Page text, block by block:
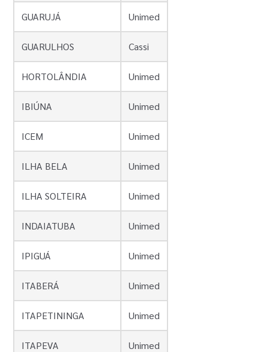
GUARUJÁ Unimed
GUARULHOS Cassi
HORTOLÂNDIA Unimed
IBIÚNA Unimed
ICEM Unimed
ILHA BELA Unimed
ILHA SOLTEIRA Unimed
INDAIATUBA Unimed
IPIGUÁ Unimed
ITABERÁ Unimed
ITAPETININGA Unimed
ITAPEVA Unimed